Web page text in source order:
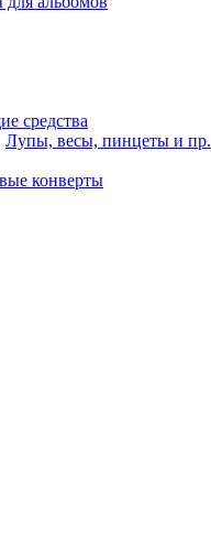
средства
Лупы, весы, пинцеты и пр.
конверты